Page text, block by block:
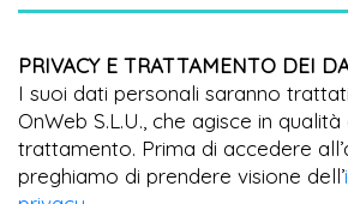
PRIVACY E TRATTAMENTO DEI
I suoi dati personali saranno
OnWeb S.L.U., che agisce in
trattamento. Prima di accedere
preghiamo di prendere visione dell’